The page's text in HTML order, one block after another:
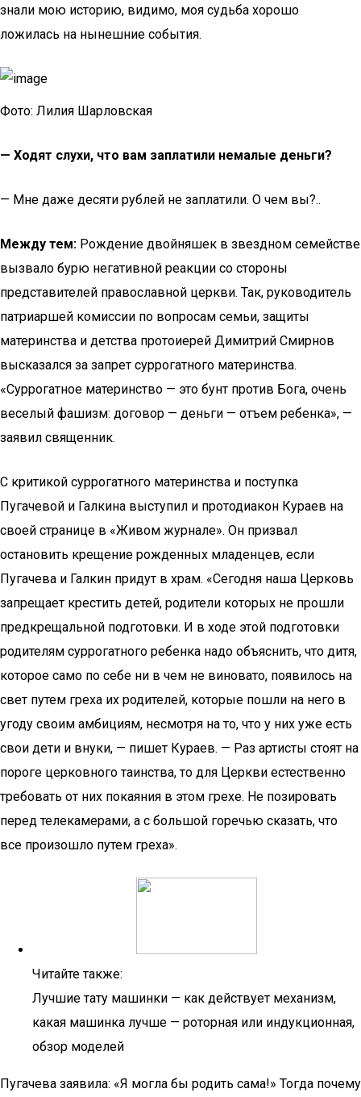
знали мою историю, видимо, моя судьба хорошо
ложилась на нынешние события.
Фото: Лилия Шарловская
— Ходят слухи, что вам заплатили немалые деньги?
— Мне даже десяти рублей не заплатили. О чем вы?..
Между тем: Рождение двойняшек в звездном семействе
вызвало бурю негативной реакции со стороны
представителей православной церкви. Так, руководитель
патриаршей комиссии по вопросам семьи, защиты
материнства и детства протоиерей Димитрий Смирнов
высказался за запрет суррогатного материнства.
«Суррогатное материнство — это бунт против Бога, очень
веселый фашизм: договор — деньги — отъем ребенка», —
заявил священник.
С критикой суррогатного материнства и поступка
Пугачевой и Галкина выступил и протодиакон Кураев на
своей странице в «Живом журнале». Он призвал
остановить крещение рожденных младенцев, если
Пугачева и Галкин придут в храм. «Сегодня наша Церковь
запрещает крестить детей, родители которых не прошли
предкрещальной подготовки. И в ходе этой подготовки
родителям суррогатного ребенка надо объяснить, что дитя,
которое само по себе ни в чем не виновато, появилось на
свет путем греха их родителей, которые пошли на него в
угоду своим амбициям, несмотря на то, что у них уже есть
свои дети и внуки, — пишет Кураев. — Раз артисты стоят на
пороге церковного таинства, то для Церкви естественно
требовать от них покаяния в этом грехе. Не позировать
перед телекамерами, а с большой горечью сказать, что
все произошло путем греха».
Читайте также:
Лучшие тату машинки — как действует механизм,
какая машинка лучше — роторная или индукционная,
обзор моделей
Пугачева заявила: «Я могла бы родить сама!» Тогда почему